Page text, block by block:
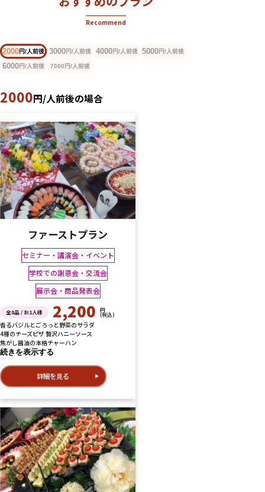
Recommend
2000円/人前後 3000円/人前後 4000円/人前後 5000円/人前後
6000円/人前後 7000 円/人前後
2000円/人前後の場合
ファーストプラン
セミナー・講演会・イベント
学校での謝恩会・交流会
展示会・商品発表会
全8品 / お1人様 2,200 円
(税込)
香るバジルとごろっと野菜のサラダ
4種のチーズピザ 贅沢ハニーソース
焦がし醤油の本格チャーハン
続きを表示する
詳細を見る